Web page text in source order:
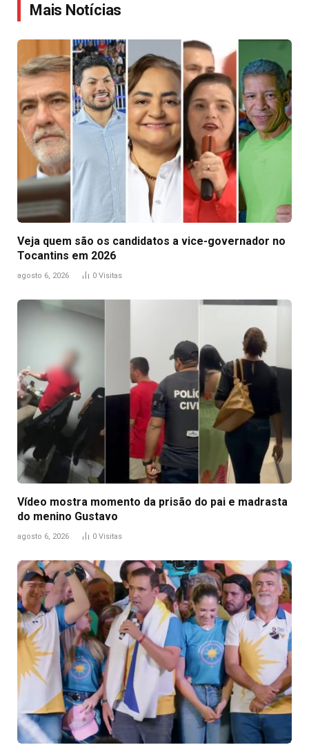
Mais Notícias
Veja quem são os candidatos a vice-governador no
Tocantins em 2026
agosto 6, 2026 0 Visitas
Vídeo mostra momento da prisão do pai e madrasta
do menino Gustavo
agosto 6, 2026 0 Visitas